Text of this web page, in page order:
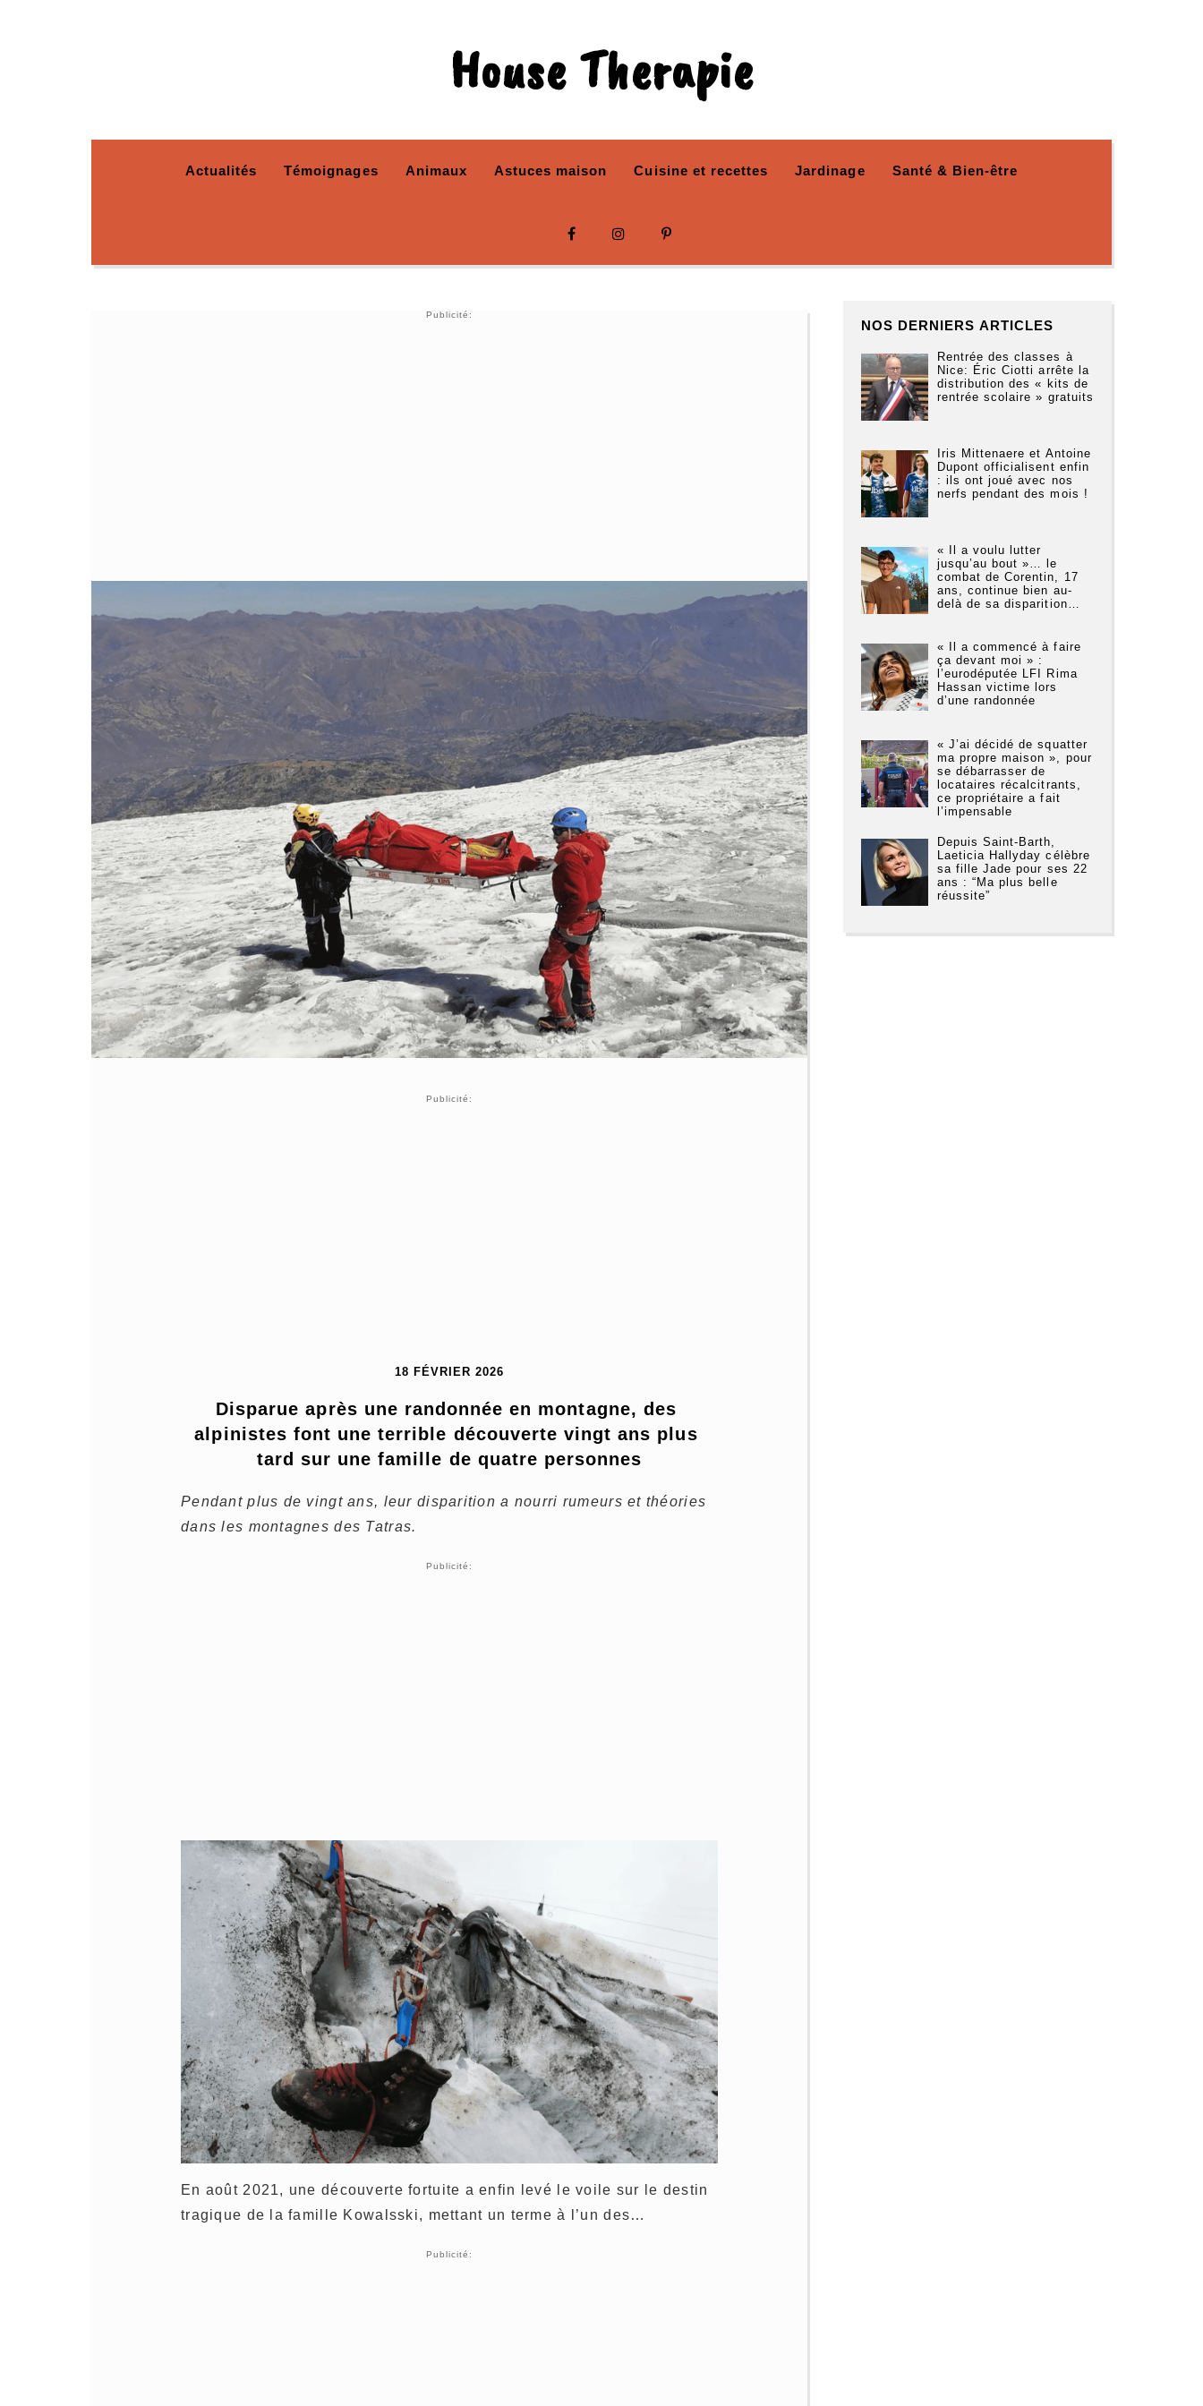
House Therapie
Actualités Témoignages Animaux Astuces maison Cuisine et recettes Jardinage Santé & Bien-être
Publicité:
Publicité:
18 FÉVRIER 2026
Disparue après une randonnée en montagne, des
alpinistes font une terrible découverte vingt ans plus
tard sur une famille de quatre personnes
Pendant plus de vingt ans, leur disparition a nourri rumeurs et théories
dans les montagnes des Tatras.
Publicité:
En août 2021, une découverte fortuite a enfin levé le voile sur le destin
tragique de la famille Kowalsski, mettant un terme à l’un des…
Publicité:
NOS DERNIERS ARTICLES
Rentrée des classes à
Nice: Éric Ciotti arrête la
distribution des « kits de
rentrée scolaire » gratuits
Iris Mittenaere et Antoine
Dupont officialisent enfin
: ils ont joué avec nos
nerfs pendant des mois !
« Il a voulu lutter
jusqu’au bout »… le
combat de Corentin, 17
ans, continue bien au-
delà de sa disparition…
« Il a commencé à faire
ça devant moi » :
l’eurodéputée LFI Rima
Hassan victime lors
d’une randonnée
« J’ai décidé de squatter
ma propre maison », pour
se débarrasser de
locataires récalcitrants,
ce propriétaire a fait
l’impensable
Depuis Saint-Barth,
Laeticia Hallyday célèbre
sa fille Jade pour ses 22
ans : “Ma plus belle
réussite”